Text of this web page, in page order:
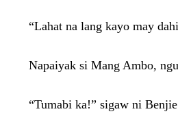
“Lahat na lang kayo may
Napaiyak si Mang Ambo,
“Tumabi ka!” sigaw ni